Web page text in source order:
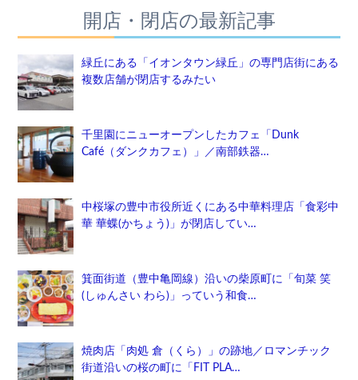
開店・閉店の最新記事
緑丘にある「イオンタウン緑丘」の専門店街にある
複数店舗が閉店するみたい
千里園にニューオープンしたカフェ「Dunk
Café（ダンクカフェ）」／南部鉄器…
中桜塚の豊中市役所近くにある中華料理店「食彩中
華 華蝶(かちょう)」が閉店してい…
箕面街道（豊中亀岡線）沿いの柴原町に「旬菜 笑
(しゅんさい わら)」っていう和食…
焼肉店「肉処 倉（くら）」の跡地／ロマンチック
街道沿いの桜の町に「FIT PLA…